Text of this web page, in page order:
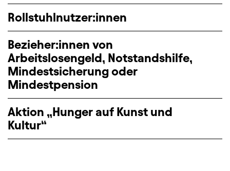
Rollstuhlnutzer:innen
Bezieher:innen von
Arbeitslosengeld, Notstandshilfe,
Mindestsicherung oder
Mindestpension
Aktion „Hunger auf Kunst und
Kultur“